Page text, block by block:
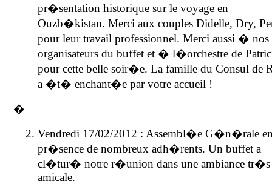
pr�sentation historique sur le voyage en
Ouzb�kistan. Merci aux couples Didelle, Dry,
pour leur travail professionnel. Merci aussi � nos
organisateurs du buffet et � l�orchestre de
pour cette belle soir�e. La famille du Consul de
a �t� enchant�e par votre accueil !
�
Vendredi 17/02/2012 : Assembl�e G�n�rale
pr�sence de nombreux adh�rents. Un buffet a
cl�tur� notre r�union dans une ambiance tr�s
amicale.